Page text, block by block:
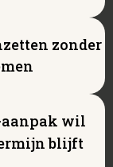
zonder
aanpak wil
blijft